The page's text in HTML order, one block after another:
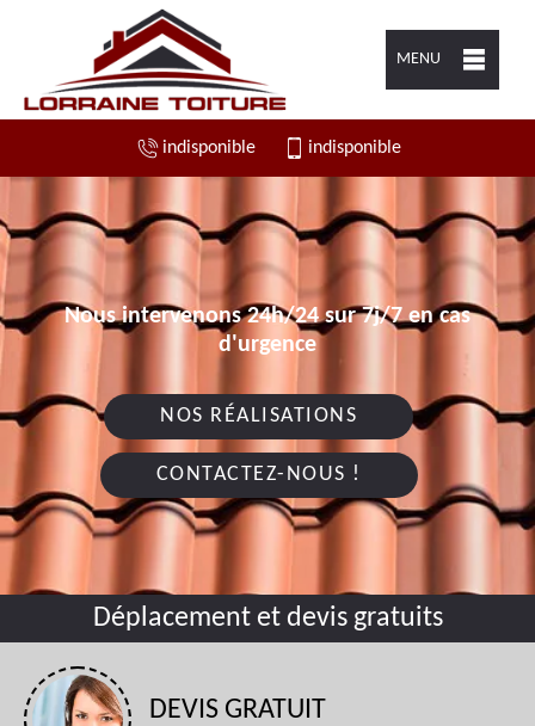
MENU
indisponible indisponible
Nous intervenons 24h/24 sur 7j/7 en cas
d'urgence
NOS RÉALISATIONS
CONTACTEZ-NOUS !
Déplacement et devis gratuits
DEVIS GRATUIT